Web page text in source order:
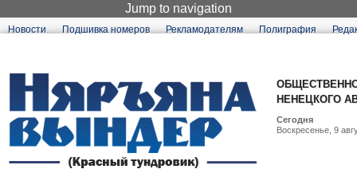
Jump to navigation
Новости Подшивка номеров Рекламодателям Полиграфия
НЕНЕЦКОГО
Сегодня
Воскресенье, 9